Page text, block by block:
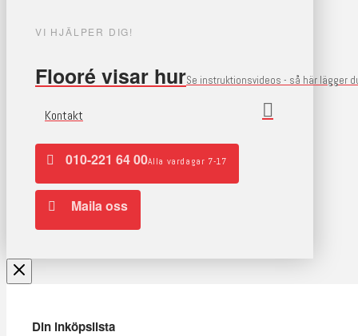
VI HJÄLPER DIG!
Flooré visar hurSe instruktionsvideos - så här lägger
Kontakt
010-221 64 00Alla vardagar 7-17
Maila oss
Din inköpslista